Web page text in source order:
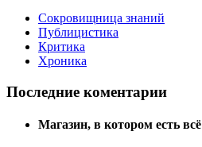
Сокровищница знаний
Публицистика
Критика
Хроника
Последние коментарии
Магазин, в котором есть всё